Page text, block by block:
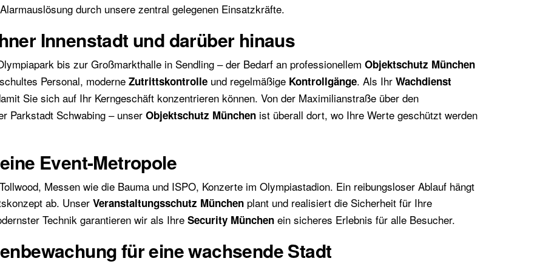
durch unsere zentral gelegenen Einsatzkräfte.
Innenstadt und darüber hinaus
bis zur Großmarkthalle in Sendling – der Bedarf an professionellem Objektschutz München
Personal, moderne Zutrittskontrolle und regelmäßige Kontrollgänge. Als Ihr Wachdienst
Sie sich auf Ihr Kerngeschäft konzentrieren können. Von der Maximilianstraße über den
Parkstadt Schwabing – unser Objektschutz München ist überall dort, wo Ihre Werte geschützt werden
Event-Metropole
Messen wie die Bauma und ISPO, Konzerte im Olympiastadion. Ein reibungsloser Ablauf hängt
ab. Unser Veranstaltungsschutz München plant und realisiert die Sicherheit für Ihre
Technik garantieren wir als Ihre Security München ein sicheres Erlebnis für alle Besucher.
für eine wachsende Stadt